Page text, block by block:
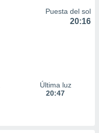
Puesta del sol
20:16
Última luz
20:47